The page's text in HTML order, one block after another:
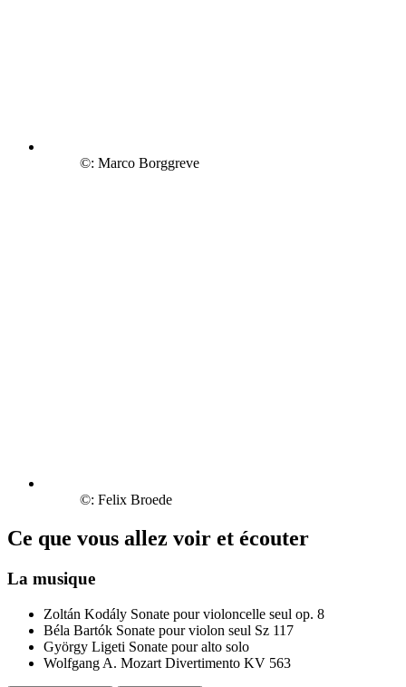
©: Marco Borggreve
©: Felix Broede
Ce que vous allez voir et écouter
La musique
Zoltán Kodály Sonate pour violoncelle seul op. 8
Béla Bartók Sonate pour violon seul Sz 117
György Ligeti Sonate pour alto solo
Wolfgang A. Mozart Divertimento KV 563